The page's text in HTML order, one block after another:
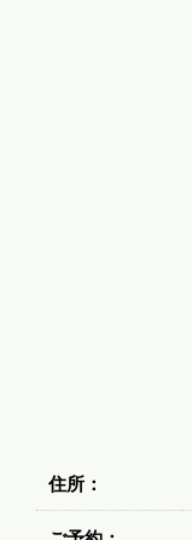
住所：